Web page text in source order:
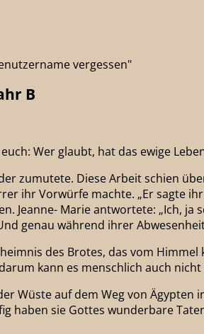
vergessen"
B
Wer glaubt, hat das ewige
zumutete. Diese Arbeit schien
ihr Vorwürfe machte. „Er sagte
Jeanne- Marie antwortete: „Ich,
genau während ihrer
des Brotes, das vom
kann es menschlich auch
Wüste auf dem Weg von
haben sie Gottes wunderbare